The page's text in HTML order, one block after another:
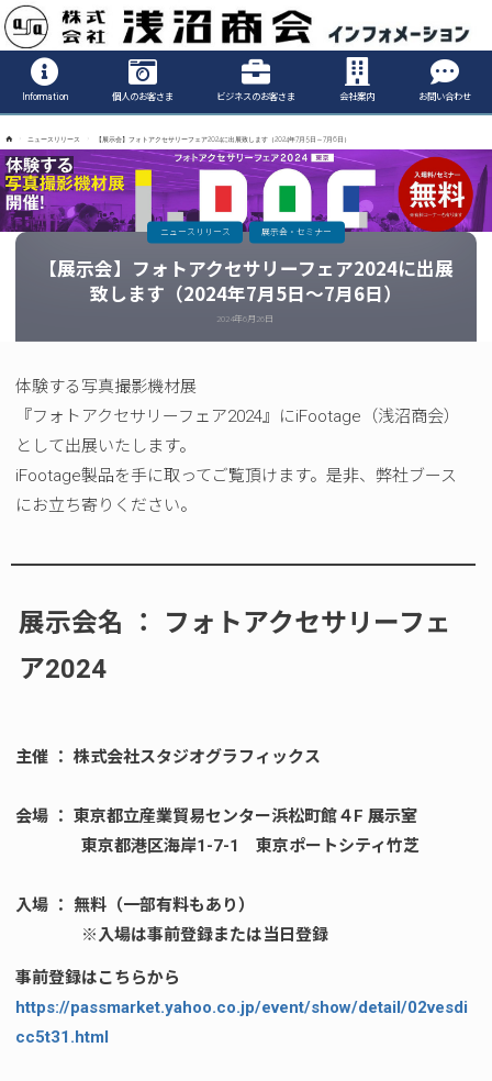
Information
Information 個人のお客さま ビジネスのお客さま 会社案内 お問い合わせ
ム
ニュースリリース 【展示会】フォトアクセサリーフェア2024に出展致します（2024年7月5日～7月6日）
【展示会】フォトアクセサリーフェア2024に出展
致します（2024年7月5日～7月6日）
2024年6月26日
ニュースリリース 展示会・セミナー
体験する写真撮影機材展
『フォトアクセサリーフェア2024』にiFootage（浅沼商会）
として出展いたします。
iFootage製品を手に取ってご覧頂けます。是非、弊社ブース
にお立ち寄りください。
展示会名 ： フォトアクセサリーフェ
ア2024
主催 ： 株式会社スタジオグラフィックス
会場 ： 東京都立産業貿易センター浜松町館４F 展示室
東京都港区海岸1-7-1 東京ポートシティ竹芝
入場 ： 無料（一部有料もあり）
※入場は事前登録または当日登録
事前登録はこちらから
https://passmarket.yahoo.co.jp/event/show/detail/02vesdi
cc5t31.html